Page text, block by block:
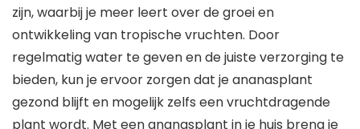
zijn, waarbij je meer leert over de groei en
ontwikkeling van tropische vruchten. Door
regelmatig water te geven en de juiste verzorging te
bieden, kun je ervoor zorgen dat je ananasplant
gezond blijft en mogelijk zelfs een vruchtdragende
plant wordt. Met een ananasplant in je huis breng je